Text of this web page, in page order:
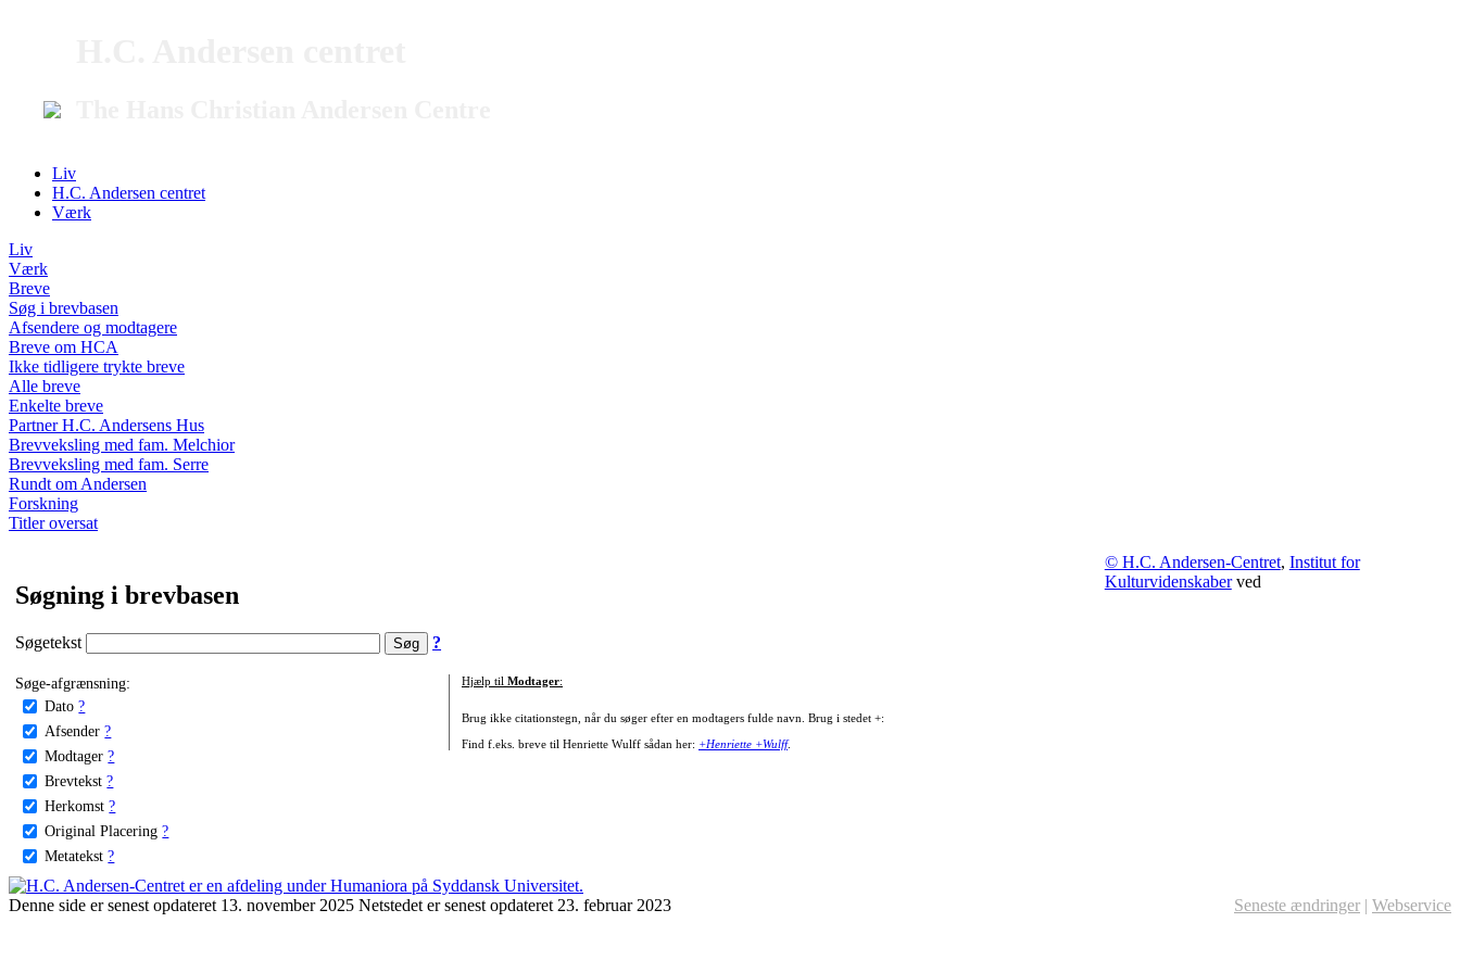
Liv
H.C. Andersen centret
Værk
Liv
Værk
Breve
Søg i brevbasen
Afsendere og modtagere
Breve om HCA
Ikke tidligere trykte breve
Alle breve
Enkelte breve
Partner H.C. Andersens Hus
Brevveksling med fam. Melchior
Brevveksling med fam. Serre
Rundt om Andersen
Forskning
Titler oversat
Søgning i brevbasen
Søgetekst ?
Søge-afgrænsning:
Dato ?
Afsender ?
Modtager ?
Brevtekst ?
Herkomst ?
Original Placering ?
Metatekst ?
Hjælp til Modtager:
Brug ikke citationstegn, når du søger efter en modtagers fulde navn. Brug i stedet +:
Find f.eks. breve til Henriette Wulff sådan her: +Henriette +Wulff.
© H.C. Andersen-Centret, Institut for
Kulturvidenskaberved
Denne side er senest opdateret 13. november 2025 Netstedet er senest opdateret 23. februar 2023 Seneste ændringer | Webservice